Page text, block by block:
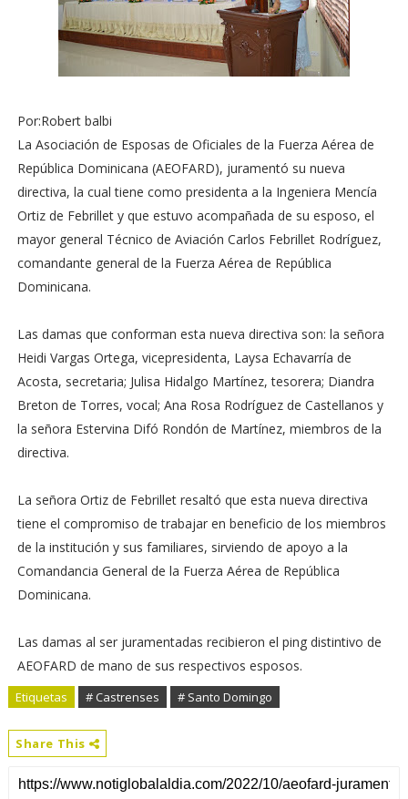
Por:Robert balbi
La Asociación de Esposas de Oficiales de la Fuerza Aérea de
República Dominicana (AEOFARD), juramentó su nueva
directiva, la cual tiene como presidenta a la Ingeniera Mencía
Ortiz de Febrillet y que estuvo acompañada de su esposo, el
mayor general Técnico de Aviación Carlos Febrillet Rodríguez,
comandante general de la Fuerza Aérea de República
Dominicana.
Las damas que conforman esta nueva directiva son: la señora
Heidi Vargas Ortega, vicepresidenta, Laysa Echavarría de
Acosta, secretaria; Julisa Hidalgo Martínez, tesorera; Diandra
Breton de Torres, vocal; Ana Rosa Rodríguez de Castellanos y
la señora Estervina Difó Rondón de Martínez, miembros de la
directiva.
La señora Ortiz de Febrillet resaltó que esta nueva directiva
tiene el compromiso de trabajar en beneficio de los miembros
de la institución y sus familiares, sirviendo de apoyo a la
Comandancia General de la Fuerza Aérea de República
Dominicana.
Las damas al ser juramentadas recibieron el ping distintivo de
AEOFARD de mano de sus respectivos esposos.
Etiquetas # Castrenses # Santo Domingo
Share This